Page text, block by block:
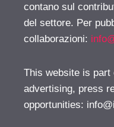
contano sul
del settore. Per
collaborazioni:
This website is
advertising, press
opportunities: